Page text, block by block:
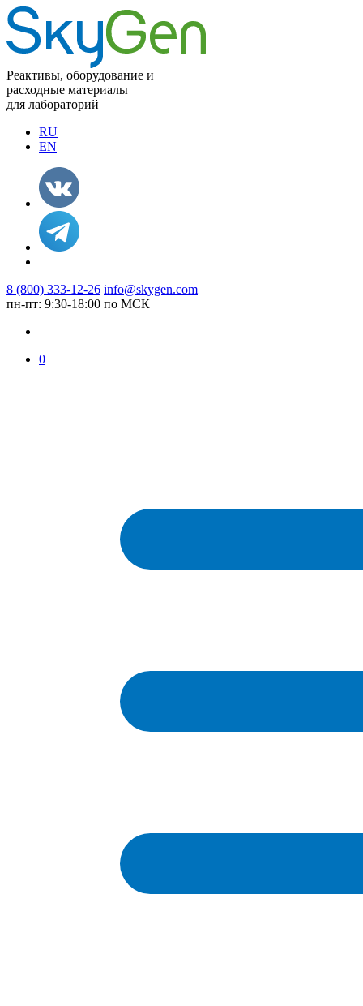
Реактивы, оборудование и
расходные материалы
для лабораторий
RU
EN
8 (800) 333-12-26 info@skygen.com
пн-пт: 9:30-18:00 по МСК
0